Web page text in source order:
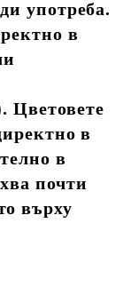
употреба.
в
Цветовете
в
в
почти
върху